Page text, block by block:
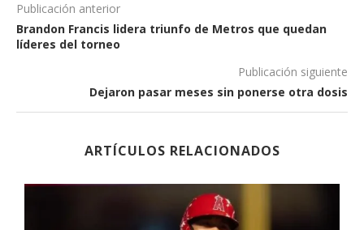
Publicación anterior
Brandon Francis lidera triunfo de Metros que quedan
líderes del torneo
Publicación siguiente
Dejaron pasar meses sin ponerse otra dosis
ARTÍCULOS RELACIONADOS